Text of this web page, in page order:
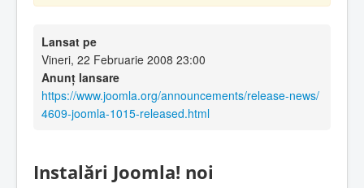
Lansat pe
Vineri, 22 Februarie 2008 23:00
Anunț lansare
https://www.joomla.org/announcements/release-news/
4609-joomla-1015-released.html
Instalări Joomla! noi